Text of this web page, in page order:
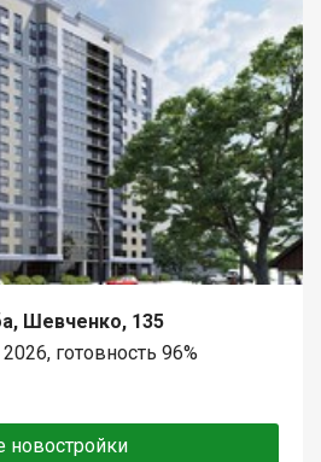
Шевченко, 135
готовность 96%
новостройки